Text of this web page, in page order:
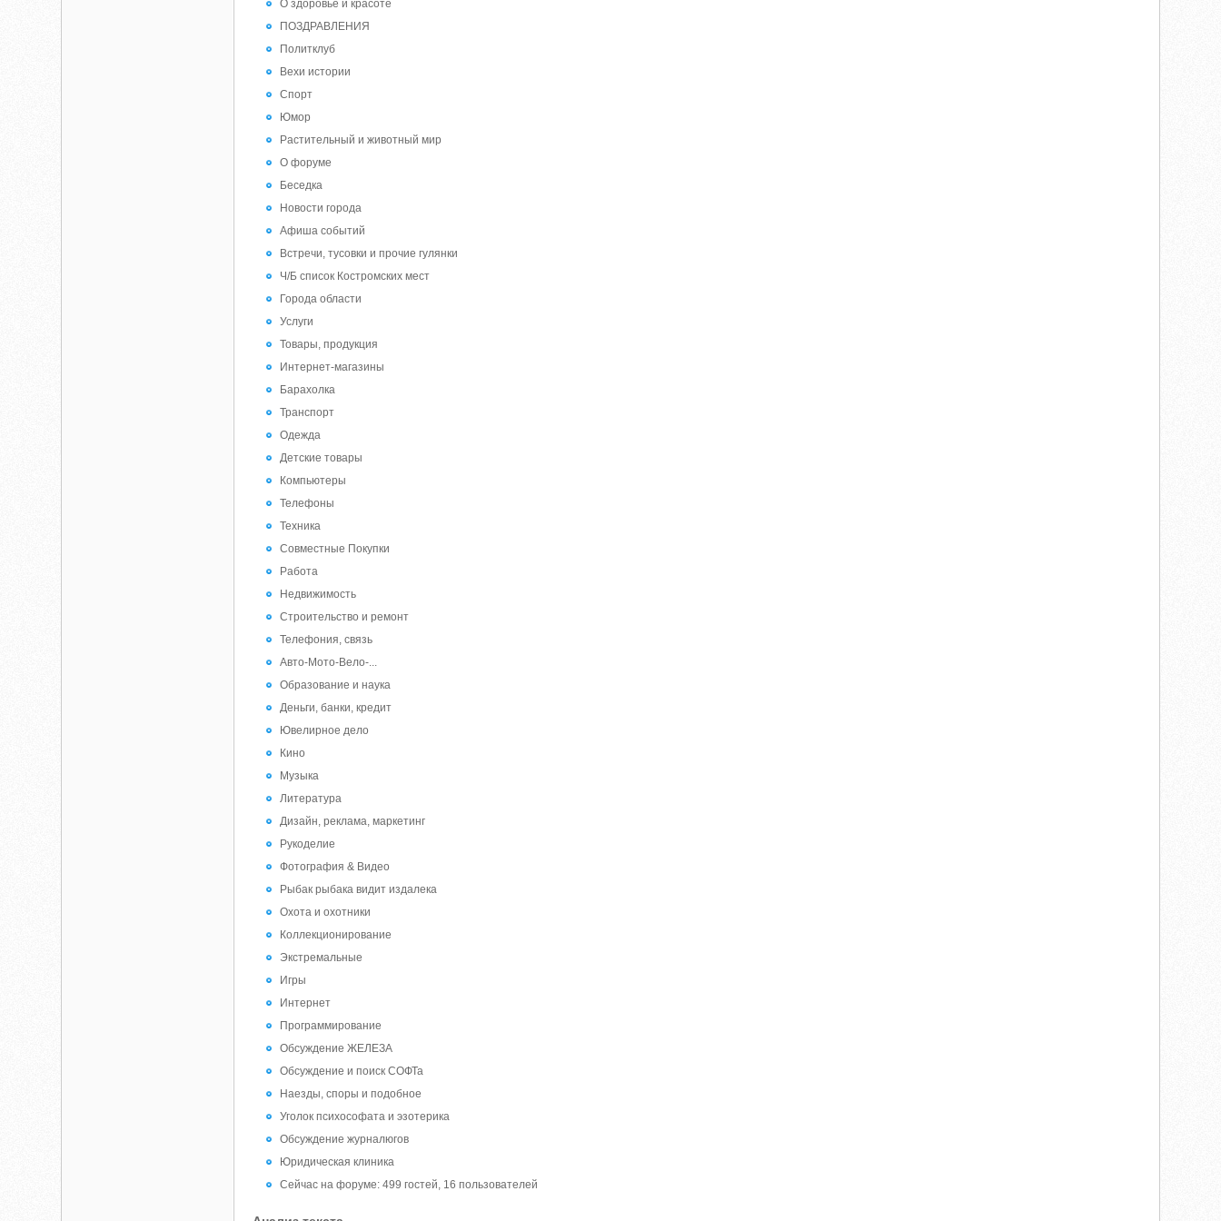
О здоровье и красоте
ПОЗДРАВЛЕНИЯ
Политклуб
Вехи истории
Спорт
Юмор
Растительный и животный мир
О форуме
Беседка
Новости города
Афиша событий
Встречи, тусовки и прочие гулянки
Ч/Б список Костромских мест
Города области
Услуги
Товары, продукция
Интернет-магазины
Барахолка
Транспорт
Одежда
Детские товары
Компьютеры
Телефоны
Техника
Совместные Покупки
Работа
Недвижимость
Строительство и ремонт
Телефония, связь
Авто-Мото-Вело-...
Образование и наука
Деньги, банки, кредит
Ювелирное дело
Кино
Музыка
Литература
Дизайн, реклама, маркетинг
Рукоделие
Фотография & Видео
Рыбак рыбака видит издалека
Охота и охотники
Коллекционирование
Экстремальные
Игры
Интернет
Программирование
Обсуждение ЖЕЛЕЗА
Обсуждение и поиск СОФТа
Наезды, споры и подобное
Уголок психософата и эзотерика
Обсуждение журналюгов
Юридическая клиника
Сейчас на форуме: 499 гостей, 16 пользователей